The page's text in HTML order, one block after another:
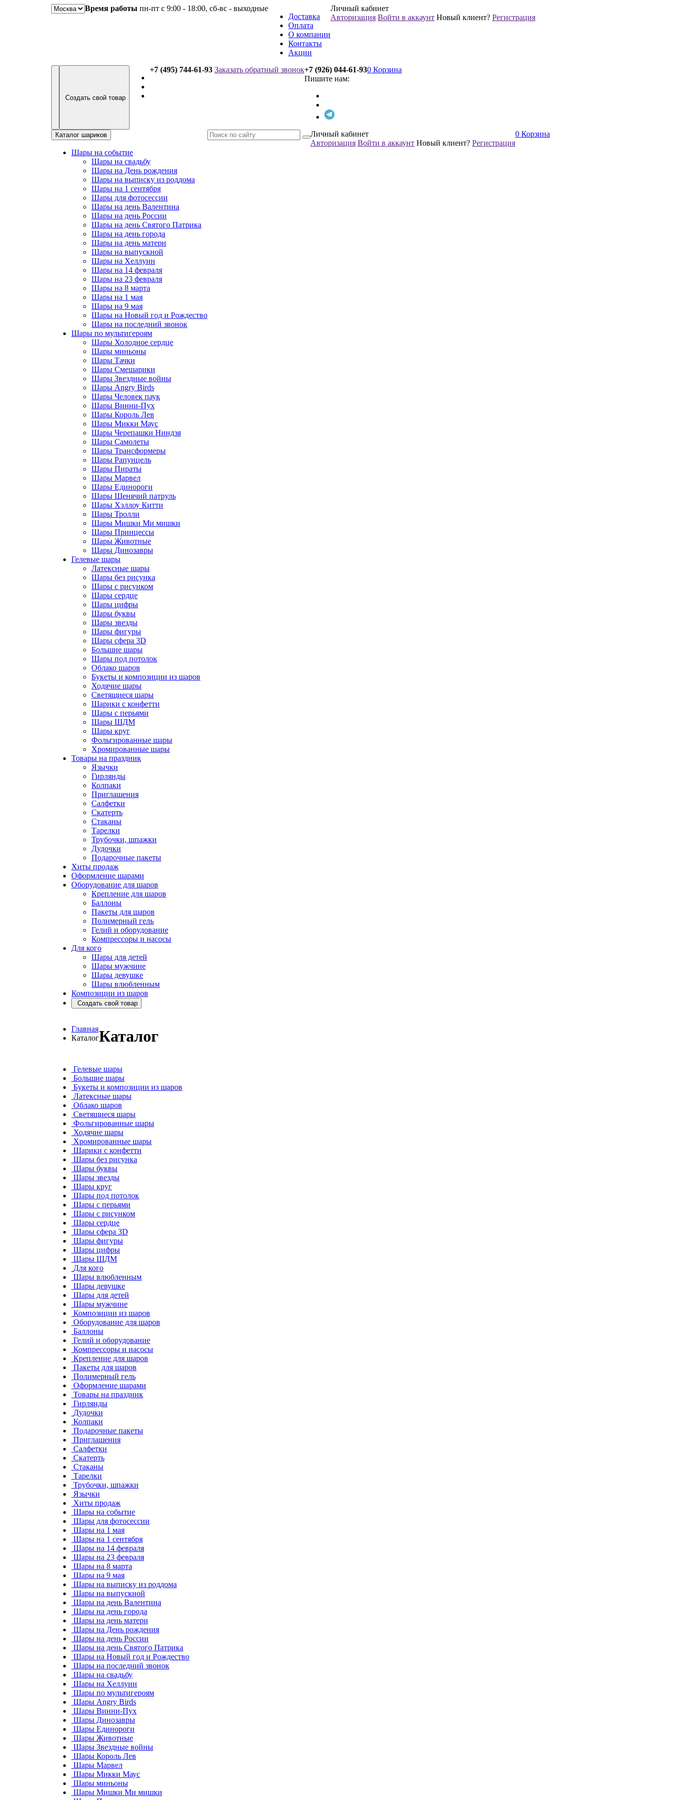
Время работы пн-пт с 9:00 - 18:00, сб-вс - выходные
Доставка
Оплата
О компании
Контакты
Акции
Личный кабинет
Авторизация Войти в аккаунт Новый клиент? Регистрация
Создать свой товар
+7 (495) 744-61-93 Заказать обратный звонок+7 (926) 044-61-93
Пишите нам:
0 Корзина
Каталог шариков
Шары на событие
Шары на свадьбу
Шары на День рождения
Шары на выписку из роддома
Шары на 1 сентября
Шары для фотосессии
Шары на день Валентина
Шары на день России
Шары на день Святого Патрика
Шары на день города
Шары на день матери
Шары на выпускной
Шары на Хеллуин
Шары на 14 февраля
Шары на 23 февраля
Шары на 8 марта
Шары на 1 мая
Шары на 9 мая
Шары на Новый год и Рождество
Шары на последний звонок
Шары по мультигероям
Шары Холодное сердце
Шары миньоны
Шары Тачки
Шары Смешарики
Шары Звездные войны
Шары Angry Birds
Шары Человек паук
Шары Винни-Пух
Шары Король Лев
Шары Микки Маус
Шары Черепашки Ниндзя
Шары Самолеты
Шары Трансформеры
Шары Рапунцель
Шары Пираты
Шары Марвел
Шары Единороги
Шары Щенячий патруль
Шары Хэллоу Китти
Шары Тролли
Шары Мишки Ми мишки
Шары Принцессы
Шары Животные
Шары Динозавры
Гелевые шары
Латексные шары
Шары без рисунка
Шары с рисунком
Шары сердце
Шары цифры
Шары буквы
Шары звезды
Шары фигуры
Шары сфера 3D
Большие шары
Шары под потолок
Облако шаров
Букеты и композиции из шаров
Ходячие шары
Светящиеся шары
Шарики с конфетти
Шары с перьями
Шары ШДМ
Шары круг
Фольгированные шары
Хромированные шары
Товары на праздник
Язычки
Гирлянды
Колпаки
Приглашения
Салфетки
Скатерть
Стаканы
Тарелки
Трубочки, шпажки
Дудочки
Подарочные пакеты
Хиты продаж
Оформление шарами
Оборудование для шаров
Крепление для шаров
Баллоны
Пакеты для шаров
Полимерный гель
Гелий и оборудование
Компрессоры и насосы
Для кого
Шары для детей
Шары мужчине
Шары девушке
Шары влюбленным
Композиции из шаров
Создать свой товар
Личный кабинет
Авторизация Войти в аккаунт Новый клиент? Регистрация
0 Корзина
Главная
КаталогКаталог
Гелевые шары
Большие шары
Букеты и композиции из шаров
Латексные шары
Облако шаров
Светящиеся шары
Фольгированные шары
Ходячие шары
Хромированные шары
Шарики с конфетти
Шары без рисунка
Шары буквы
Шары звезды
Шары круг
Шары под потолок
Шары с перьями
Шары с рисунком
Шары сердце
Шары сфера 3D
Шары фигуры
Шары цифры
Шары ШДМ
Для кого
Шары влюбленным
Шары девушке
Шары для детей
Шары мужчине
Композиции из шаров
Оборудование для шаров
Баллоны
Гелий и оборудование
Компрессоры и насосы
Крепление для шаров
Пакеты для шаров
Полимерный гель
Оформление шарами
Товары на праздник
Гирлянды
Дудочки
Колпаки
Подарочные пакеты
Приглашения
Салфетки
Скатерть
Стаканы
Тарелки
Трубочки, шпажки
Язычки
Хиты продаж
Шары на событие
Шары для фотосессии
Шары на 1 мая
Шары на 1 сентября
Шары на 14 февраля
Шары на 23 февраля
Шары на 8 марта
Шары на 9 мая
Шары на выписку из роддома
Шары на выпускной
Шары на день Валентина
Шары на день города
Шары на день матери
Шары на День рождения
Шары на день России
Шары на день Святого Патрика
Шары на Новый год и Рождество
Шары на последний звонок
Шары на свадьбу
Шары на Хеллуин
Шары по мультигероям
Шары Angry Birds
Шары Винни-Пух
Шары Динозавры
Шары Единороги
Шары Животные
Шары Звездные войны
Шары Король Лев
Шары Марвел
Шары Микки Маус
Шары миньоны
Шары Мишки Ми мишки